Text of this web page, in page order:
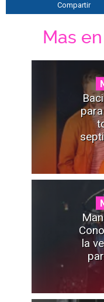
Compartir
Mas
la